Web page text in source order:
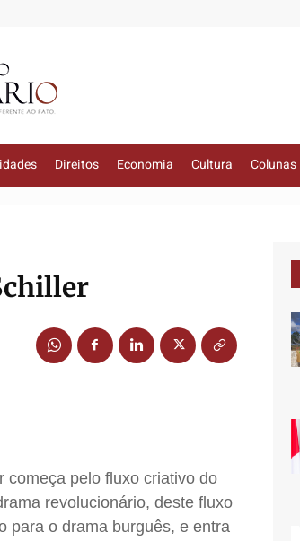
Direitos Economia Cultura Colunas
começa pelo fluxo criativo do
revolucionário, deste fluxo
para o drama burguês, e entra